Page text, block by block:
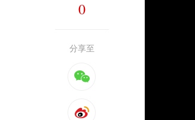
0
分享至